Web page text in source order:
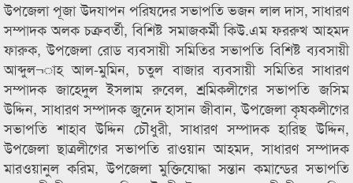
উপজেলা পূজা উদযাপন পরিষদের সভাপতি ভজন লাল দাস, সাধারণ
সম্পাদক অলক চক্রবর্তী, বিশিষ্ট সমাজকর্মী কিউ.এম ফররুখ আহমদ
ফারুক, উপজেলা রোড ব্যবসায়ী সমিতির সভাপতি বিশিষ্ট ব্যবসায়ী
আব্দুল¬াহ আল-মুমিন, চতুল বাজার ব্যবসায়ী সমিতির সাধারণ
সম্পাদক জাহেদুল ইসলাম রুবেল, শ্রমিকলীগের সভাপতি জসিম
উদ্দিন, সাধারণ সম্পাদক জুনেদ হাসান জীবান, উপজেলা কৃষকলীগের
সভাপতি শাহাব উদ্দিন চৌধুরী, সাধারণ সম্পাদক হারিছ উদ্দিন,
উপজেলা ছাত্রলীগের সভাপতি রাওয়ান আহমদ, সাধারণ সম্পাদক
মারওয়ানুল করিম, উপজেলা মুক্তিযোদ্ধা সন্তান কমান্ডের সভাপতি